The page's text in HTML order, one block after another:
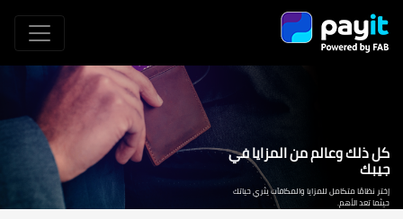
كل ذلك وعالم من المزايا في
جيبك
إختر نظامًا متكامل للمزايا والمكافآت يثري حياتك
حيثما تعد الأهم.